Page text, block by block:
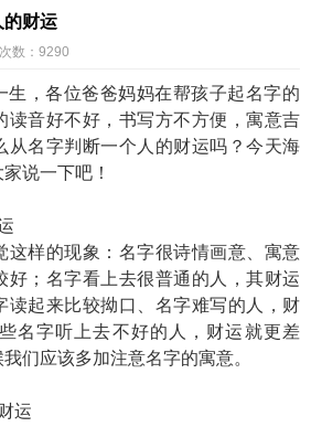
的财运
数：9290
生，各位爸爸妈妈在帮孩子起名字的
读音好不好，书写方不方便，寓意吉
从名字判断一个人的财运吗？今天海
说一下吧！
这样的现象：名字很诗情画意、寓意
好；名字看上去很普通的人，其财运
读起来比较拗口、名字难写的人，财
名字听上去不好的人，财运就更差
们应该多加注意名字的寓意。
运